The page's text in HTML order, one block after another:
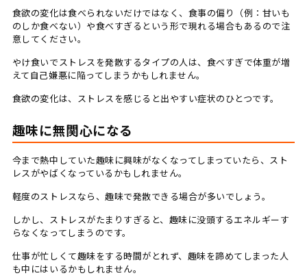
食欲の変化は食べられないだけではなく、食事の偏り（例：甘いも
のしか食べない）や食べすぎるという形で現れる場合もあるので注
意してください。
やけ食いでストレスを発散するタイプの人は、食べすぎで体重が増
えて自己嫌悪に陥ってしまうかもしれません。
食欲の変化は、ストレスを感じると出やすい症状のひとつです。
趣味に無関心になる
今まで熱中していた趣味に興味がなくなってしまっていたら、スト
レスがやばくなっているかもしれません。
軽度のストレスなら、趣味で発散できる場合が多いでしょう。
しかし、ストレスがたまりすぎると、趣味に没頭するエネルギーす
らなくなってしまうのです。
仕事が忙しくて趣味をする時間がとれず、趣味を諦めてしまった人
も中にはいるかもしれません。